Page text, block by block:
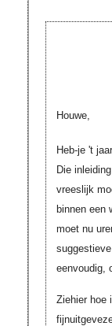
Houwe,
Heb-je 't
Die
vreeslijk
binnen een
moet nu
eenvoudig,
Ziehier hoe